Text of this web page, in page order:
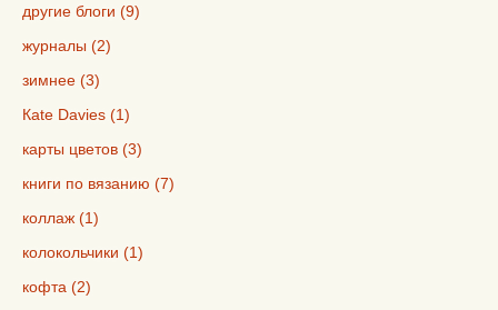
другие блоги (9)
журналы (2)
зимнее (3)
Кate Davies (1)
карты цветов (3)
книги по вязанию (7)
коллаж (1)
колокольчики (1)
кофта (2)